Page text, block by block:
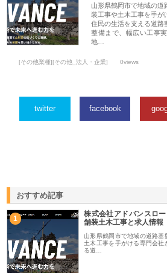
山形県鶴岡市で地域の道
装工事や土木工事を手が
住民の生活を支える道路
整備まで、幅広い工事
地…
[その他業種][その他_法人・企業] 0views
twitter facebook
おすすめ記事
1
株式会社アドバンスロ
舗装土木工事と求人情報
山形県鶴岡市で地域の道路
土木工事を手がける専門会社
る道…